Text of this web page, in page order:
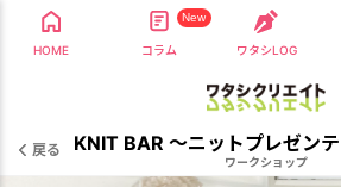
HOME
New
コラム ワタシLOG
戻る
ワークショップ